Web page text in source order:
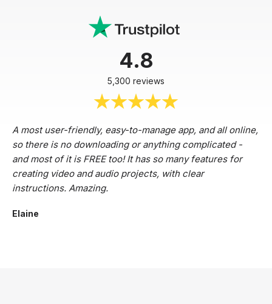
4.8
5,300 reviews
A most user-friendly, easy-to-manage app, and all online,
so there is no downloading or anything complicated -
and most of it is FREE too! It has so many features for
creating video and audio projects, with clear
instructions. Amazing.
Elaine